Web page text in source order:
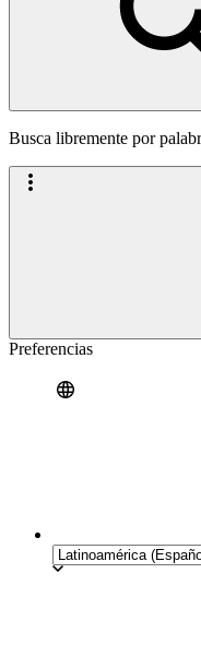
Busca libremente por
Preferencias